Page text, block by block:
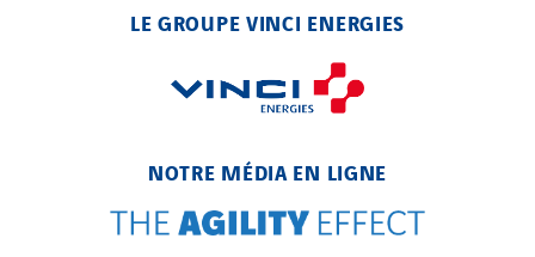
LE GROUPE VINCI ENERGIES
NOTRE MÉDIA EN LIGNE